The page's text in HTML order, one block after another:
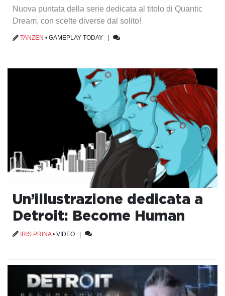
Nuova puntata della serie dedicata al titolo di Quantic
Dream, con scelte diverse dal solito!
TANZEN • GAMEPLAY TODAY
Un’illustrazione dedicata a
Detroit: Become Human
IRIS PRINA• VIDEO